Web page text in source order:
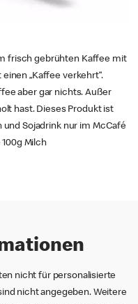
frisch gebrühten Kaffee mit
„Kaffee verkehrt“.
aber gar nichts. Außer
hast. Dieses Produkt ist
Sojadrink nur im McCafé
100g Milch
nicht für personalisierte
nicht angegeben. Weitere